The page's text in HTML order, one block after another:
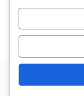
Copyright ©